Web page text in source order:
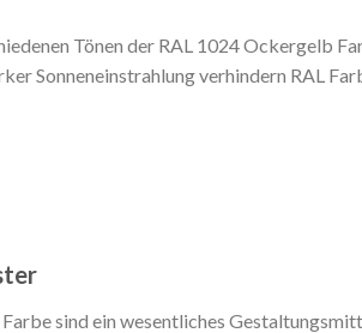
Tönen der RAL 1024 Ockergelb
Sonneneinstrahlung verhindern RAL
sind ein wesentliches